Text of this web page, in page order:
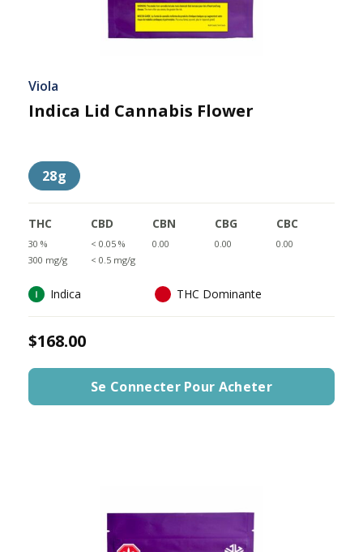
Viola
Indica Lid Cannabis Flower
28g
THC
30 %
300 mg/g
CBD
< 0.05 %
< 0.5 mg/g
CBN
0.00
CBG
0.00
CBC
0.00
Indica THC Dominante
$168.00
Se Connecter Pour Acheter